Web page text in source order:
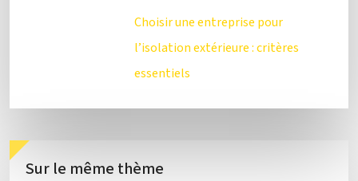
Choisir une entreprise pour
l’isolation extérieure : critères
essentiels
Sur le même thème